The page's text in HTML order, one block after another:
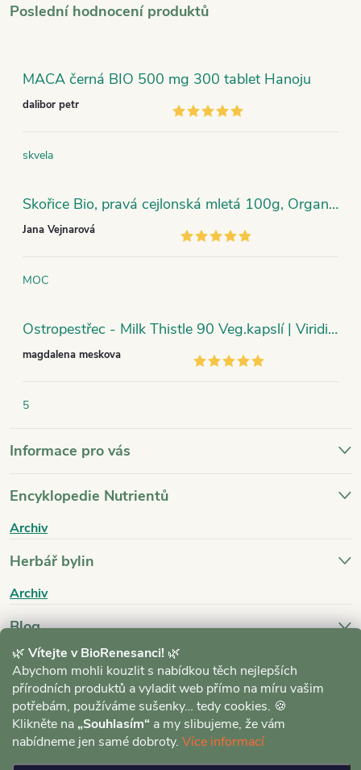
🌿 Vítejte v BioRenesanci! 🌿
Abychom mohli kouzlit s nabídkou těch nejlepších
přírodních produktů a vyladit web přímo na míru vašim
potřebám, používáme sušenky… tedy cookies. 🍪
Klikněte na „Souhlasím“ a my slibujeme, že vám
nabídneme jen samé dobroty. Více informací
Poslední hodnocení produktů
MACA černá BIO 500 mg 300 tablet Hanoju
dalibor petr
skvela
Skořice Bio, pravá cejlonská mletá 100g, Organic India
Jana Vejnarová
MOC
Ostropestřec - Milk Thistle 90 Veg.kapslí | Viridian
magdalena meskova
5
Informace pro vás
Encyklopedie Nutrientů
Archiv
Herbář bylin
Archiv
Blog
Archiv